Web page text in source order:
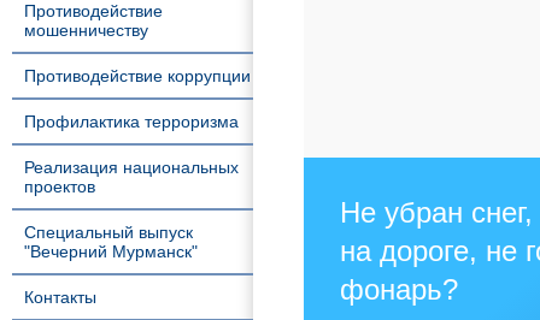
Противодействие
мошенничеству
Противодействие коррупции
Профилактика терроризма
Реализация национальных
проектов
Специальный выпуск
"Вечерний Мурманск"
Контакты
Не убран
на дороге, не
фонарь?